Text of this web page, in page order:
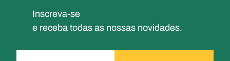
Inscreva-se
e receba todas as nossas novidades.